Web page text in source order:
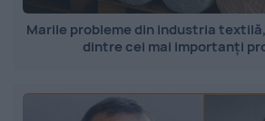
Marile probleme din industria
dintre cei mai importanți